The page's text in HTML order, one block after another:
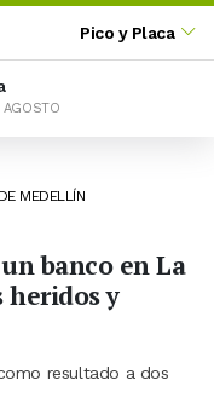
Pico y Placa
MEDELLÍN
banco en La
heridos y
resultado a dos